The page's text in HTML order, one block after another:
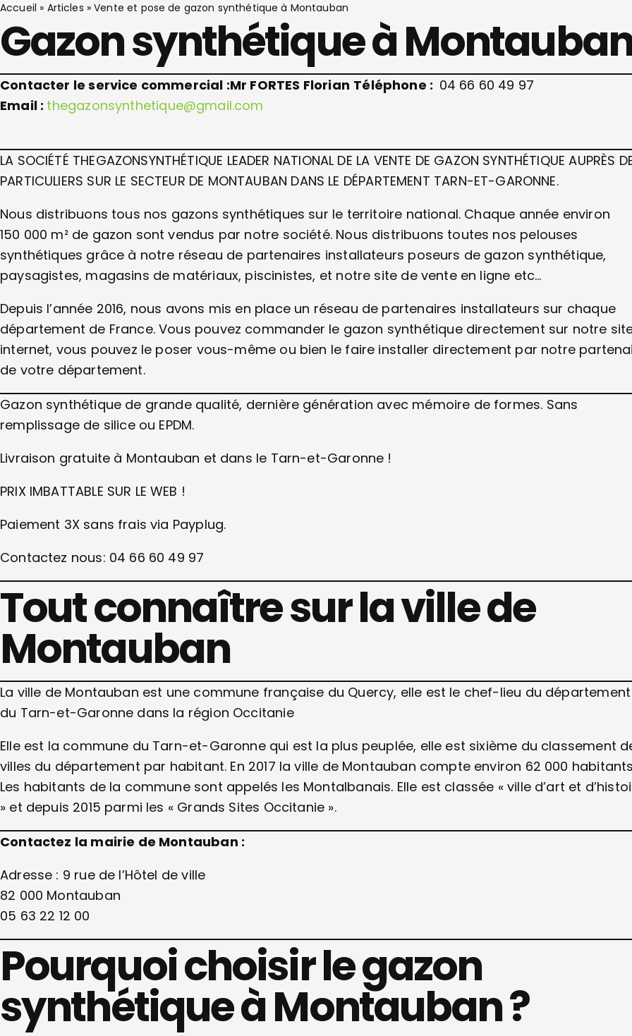
Accueil » Articles »Vente et pose de gazon synthétique à Montauban
Gazon synthétique à
Contacter le service commercial :Mr FORTES Florian Téléphone : 04 66 60 49 97
Email : thegazonsynthetique@gmail.com
LA SOCIÉTÉ THEGAZONSYNTHÉTIQUE LEADER NATIONAL DE LA VENTE DE GAZON SYNTHÉTIQUE AUPRÈS
PARTICULIERS SUR LE SECTEUR DE MONTAUBAN DANS LE DÉPARTEMENT TARN-ET-GARONNE.
Nous distribuons tous nos gazons synthétiques sur le territoire national. Chaque année environ
150 000 m² de gazon sont vendus par notre société. Nous distribuons toutes nos pelouses
synthétiques grâce à notre réseau de partenaires installateurs poseurs de gazon synthétique,
paysagistes, magasins de matériaux, piscinistes, et notre site de vente en ligne etc…
Depuis l’année 2016, nous avons mis en place un réseau de partenaires installateurs sur chaque
département de France. Vous pouvez commander le gazon synthétique directement sur notre
internet, vous pouvez le poser vous-même ou bien le faire installer directement par notre
de votre département.
Gazon synthétique de grande qualité, dernière génération avec mémoire de formes. Sans
remplissage de silice ou EPDM.
Livraison gratuite à Montauban et dans le Tarn-et-Garonne !
PRIX IMBATTABLE SUR LE WEB !
Paiement 3X sans frais via Payplug.
Contactez nous: 04 66 60 49 97
Tout connaître sur la ville de
Montauban
La ville de Montauban est une commune française du Quercy, elle est le chef-lieu du département
du Tarn-et-Garonne dans la région Occitanie
Elle est la commune du Tarn-et-Garonne qui est la plus peuplée, elle est sixième du classement
villes du département par habitant. En 2017 la ville de Montauban compte environ 62 000
Les habitants de la commune sont appelés les Montalbanais. Elle est classée « ville d’art et
» et depuis 2015 parmi les « Grands Sites Occitanie ».
Contactez la mairie de Montauban :
Adresse : 9 rue de l’Hôtel de ville
82 000 Montauban
05 63 22 12 00
Pourquoi choisir le gazon
synthétique à Montauban ?